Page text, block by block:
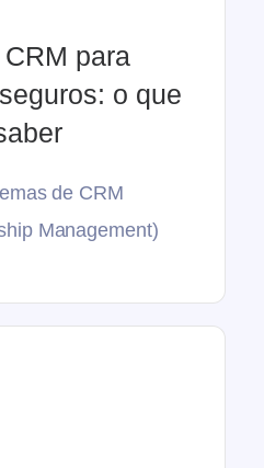
para
o que
de CRM
Management)